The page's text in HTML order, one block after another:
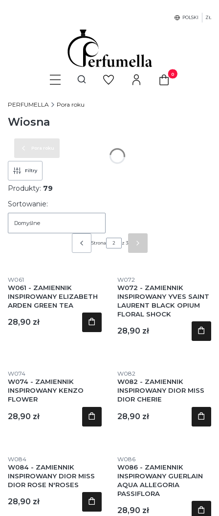
POLSKI ZŁ
Otwórz wyszukiwarkę Produkty w
PERFUMELLA Pora roku
Wiosna
Pora roku
Filtry
Produkty: 79
Lista produktów
Sortowanie:
Domyślne
Poprzednie produkty
Strona z 3
Następne produkty
Kod produktu
W061
W061 - ZAMIENNIK
INSPIROWANY ELIZABETH
ARDEN GREEN TEA
Cena
28,90 zł
Kod produktu
W072
W072 - ZAMIENNIK
INSPIROWANY YVES SAINT
LAURENT BLACK OPIUM
FLORAL SHOCK
Cena
28,90 zł
Kod produktu
W074
W074 - ZAMIENNIK
INSPIROWANY KENZO
FLOWER
Cena
28,90 zł
Kod produktu
W082
W082 - ZAMIENNIK
INSPIROWANY DIOR MISS
DIOR CHERIE
Cena
28,90 zł
Kod produktu
W084
W084 - ZAMIENNIK
INSPIROWANY DIOR MISS
DIOR ROSE N'ROSES
Cena
28,90 zł
Kod produktu
W086
W086 - ZAMIENNIK
INSPIROWANY GUERLAIN
AQUA ALLEGORIA
PASSIFLORA
Cena
28,90 zł